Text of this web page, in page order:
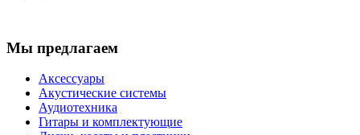
Мы предлагаем
Аксессуары
Акустические системы
Аудиотехника
Гитары и комплектующие